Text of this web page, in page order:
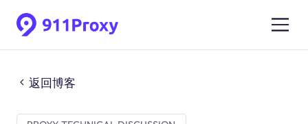
返回博客